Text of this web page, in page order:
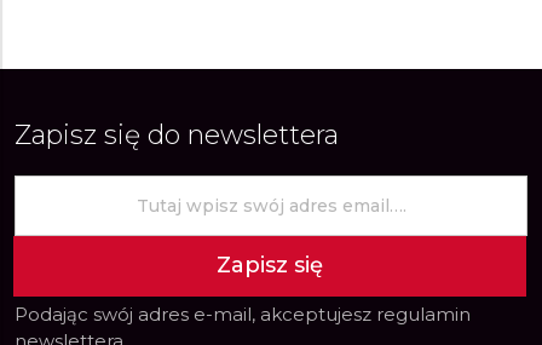
Zapisz się do newslettera
Zapisz się
Podając swój adres e-mail, akceptujesz regulamin